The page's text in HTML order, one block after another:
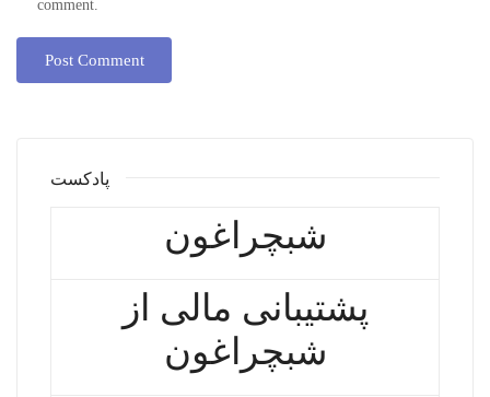
comment.
پادکست
شبچراغون
پشتیبانی مالی از
شبچراغون